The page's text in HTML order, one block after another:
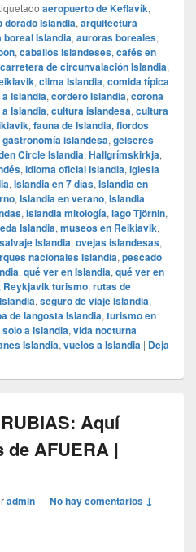
aeropuerto de Keflavík,
dorado Islandia, arquitectura
boreal Islandia, auroras boreales,
, caballos islandeses, cafés en
carretera de circunvalación Islandia,
, clima Islandia, comida típica
Islandia, cordero Islandia, corona
Islandia, cultura islandesa, cultura
, fauna de Islandia, fiordos
gastronomía islandesa, geiseres
Circle Islandia, Hallgrímskirkja,
, idioma oficial Islandia, iglesia
, Islandia en 7 días, Islandia en
, Islandia en verano, Islandia
, Islandia mitología, lago Tjörnin,
Islandia, museos en Reikiavik,
Islandia, ovejas islandesas,
nacionales Islandia, pescado
, qué ver en Islandia, qué ver en
Reykjavik turismo, rutas de
, seguro de viaje Islandia,
de langosta Islandia, turismo en
a Islandia, vida nocturna
Islandia, vuelos a Islandia | Deja
Aquí
de AFUERA |
admin—No hay comentarios ↓